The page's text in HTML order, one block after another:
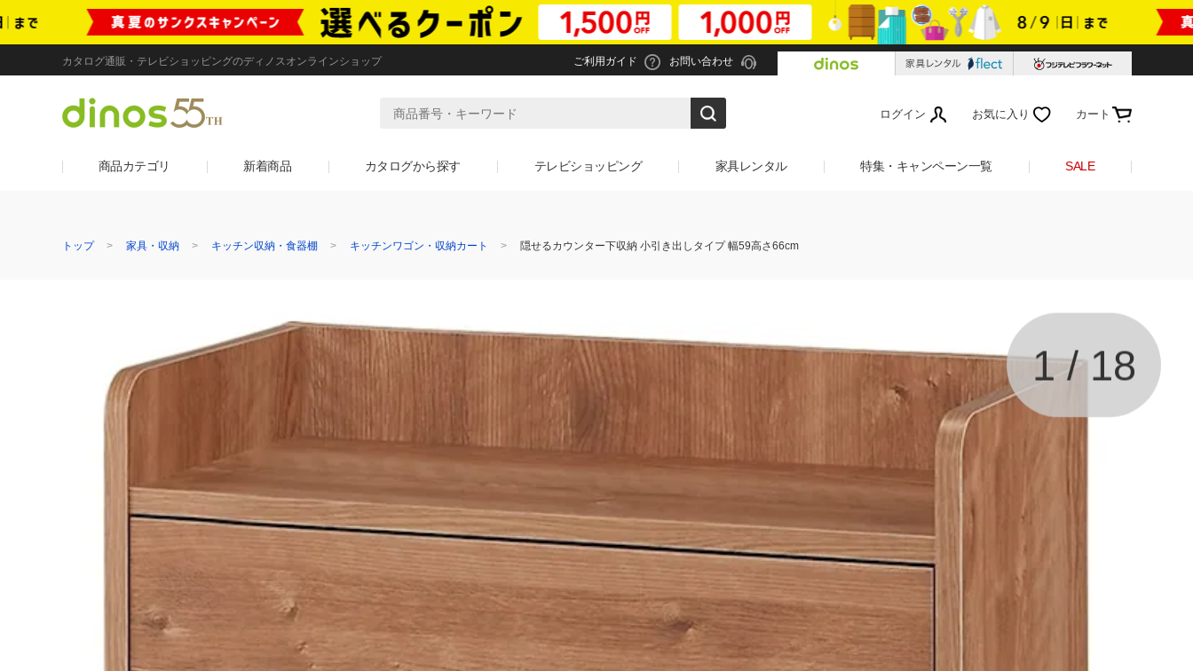
カタログ通販・テレビショッピングのディノスオンラインショップ ご利用ガイド お問い合わせ
ログイン お気に入り カート
商品カテゴリ 新着商品 カタログから探す テレビショッピング 家具レンタル 特集・キャンペーン一覧 SALE
トップ 家具・収納 キッチン収納・食器棚 キッチンワゴン・収納カート 隠せるカウンター下収納 小引き出しタイプ 幅59高さ66cm
1/18